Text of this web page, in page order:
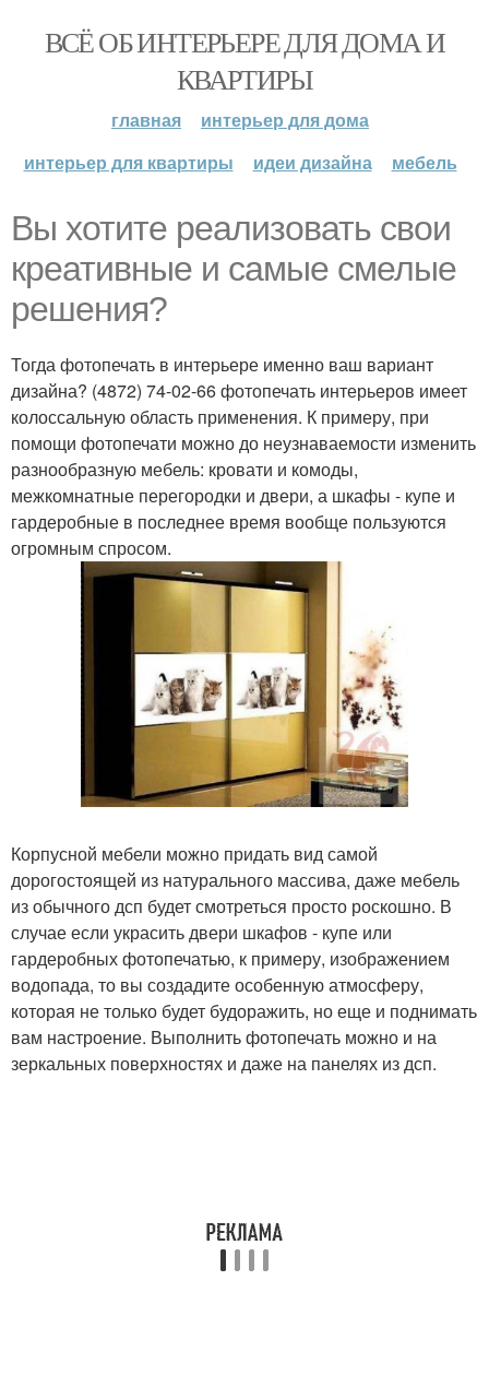
ВСЁ ОБ ИНТЕРЬЕРЕ ДЛЯ ДОМА И
КВАРТИРЫ
главная
интерьер для дома
интерьер для квартиры
идеи дизайна мебель
Вы хотите реализовать свои
креативные и самые смелые
решения?
Тогда фотопечать в интерьере именно ваш вариант
дизайна? (4872) 74-02-66 фотопечать интерьеров имеет
колоссальную область применения. К примеру, при
помощи фотопечати можно до неузнаваемости изменить
разнообразную мебель: кровати и комоды,
межкомнатные перегородки и двери, а шкафы - купе и
гардеробные в последнее время вообще пользуются
огромным спросом.
Корпусной мебели можно придать вид самой
дорогостоящей из натурального массива, даже мебель
из обычного дсп будет смотреться просто роскошно. В
случае если украсить двери шкафов - купе или
гардеробных фотопечатью, к примеру, изображением
водопада, то вы создадите особенную атмосферу,
которая не только будет будоражить, но еще и поднимать
вам настроение. Выполнить фотопечать можно и на
зеркальных поверхностях и даже на панелях из дсп.